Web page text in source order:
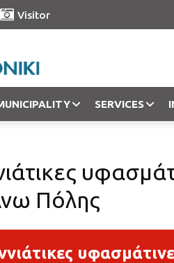
Visitor
SERVICES
Πόλης